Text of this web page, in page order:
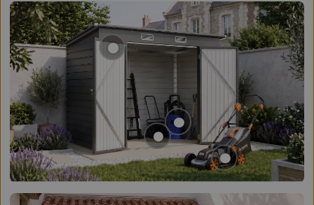
für Garten Balkon
Schwarz